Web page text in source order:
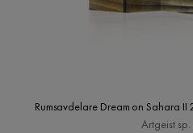
Rumsavdelare Dream on Sahara II
Artgeist